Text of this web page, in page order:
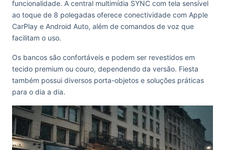
funcionalidade. A central multimídia SYNC com tela sensível
ao toque de 8 polegadas oferece conectividade com Apple
CarPlay e Android Auto, além de comandos de voz que
facilitam o uso.
Os bancos são confortáveis e podem ser revestidos em
tecido premium ou couro, dependendo da versão. Fiesta
também possui diversos porta-objetos e soluções práticas
para o dia a dia.